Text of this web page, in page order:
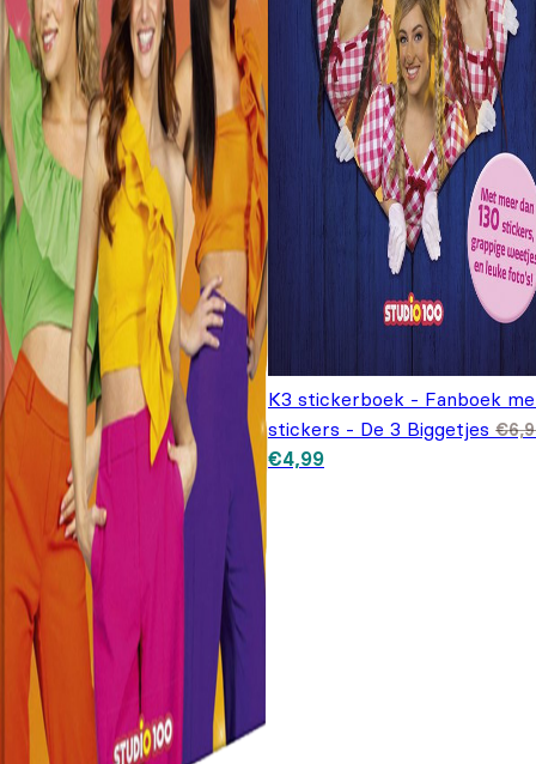
K3 stickerboek - Fanboek
stickers - De 3 Biggetjes €
Oorspronkelijke prijs was:
€6,99.
€4,99Huidige prijs is: €4,99.